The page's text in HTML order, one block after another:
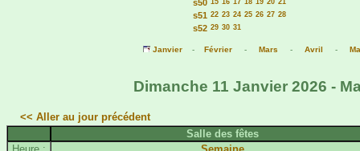
s50 15 16 17 18 19 20 21
s51 22 23 24 25 26 27 28
s52 29 30 31
Janvier - Février - Mars - Avril -
Dimanche 11 Janvier 2026 -
<< Aller au jour précédent
Salle des fêtes